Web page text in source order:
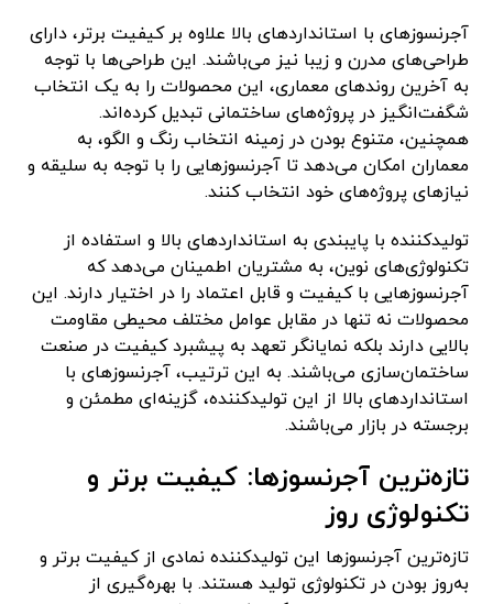
آجرنسوزهای با استانداردهای بالا علاوه بر کیفیت برتر، دارای
طراحی‌های مدرن و زیبا نیز می‌باشند. این طراحی‌ها با توجه
به آخرین روندهای معماری، این محصولات را به یک انتخاب
شگفت‌انگیز در پروژه‌های ساختمانی تبدیل کرده‌اند.
همچنین، متنوع بودن در زمینه انتخاب رنگ و الگو، به
معماران امکان می‌دهد تا آجرنسوزهایی را با توجه به سلیقه و
نیازهای پروژه‌های خود انتخاب کنند.
تولیدکننده با پایبندی به استانداردهای بالا و استفاده از
تکنولوژی‌های نوین، به مشتریان اطمینان می‌دهد که
آجرنسوزهایی با کیفیت و قابل اعتماد را در اختیار دارند. این
محصولات نه تنها در مقابل عوامل مختلف محیطی مقاومت
بالایی دارند بلکه نمایانگر تعهد به پیشبرد کیفیت در صنعت
ساختمان‌سازی می‌باشند. به این ترتیب، آجرنسوزهای با
استانداردهای بالا از این تولیدکننده، گزینه‌ای مطمئن و
برجسته در بازار می‌باشند.
تازه‌ترین آجرنسوزها: کیفیت برتر و
تکنولوژی روز
تازه‌ترین آجرنسوزها این تولیدکننده نمادی از کیفیت برتر و
به‌روز بودن در تکنولوژی تولید هستند. با بهره‌گیری از